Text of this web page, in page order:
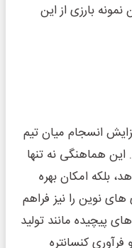
بارزی از این
انسجام میان تیم‌
هماهنگی نه تنها
بلکه امکان بهره
‌های نوین را نیز فراهم
پیچیده مانند تولید
کنسانتره